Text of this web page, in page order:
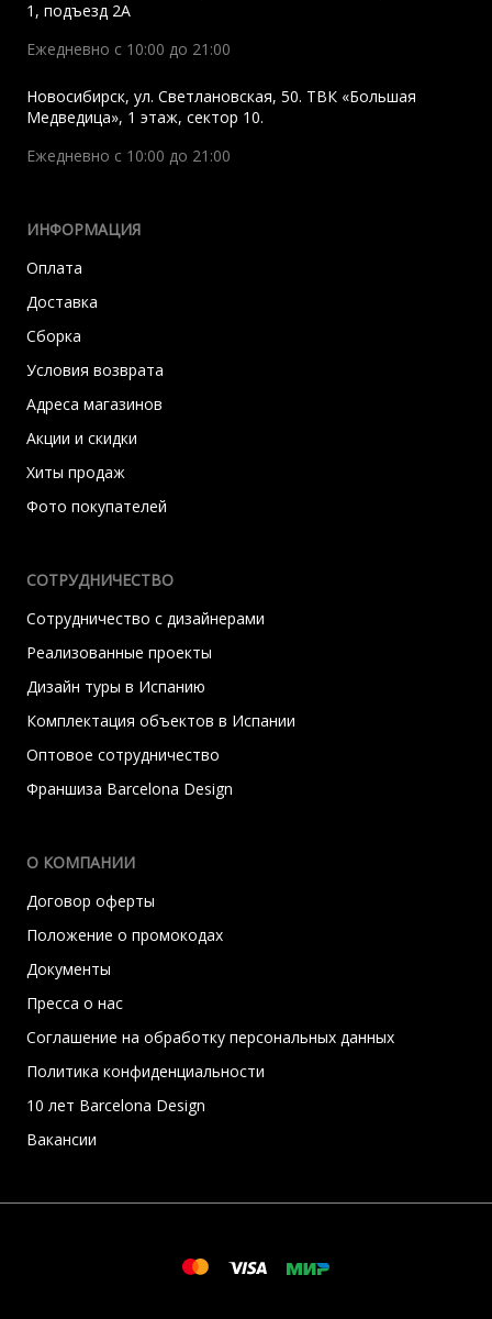
1, подъезд 2A
Ежедневно с 10:00 до 21:00
Новосибирск, ул. Светлановская, 50. ТВК «Большая
Медведица», 1 этаж, сектор 10.
Ежедневно с 10:00 до 21:00
ИНФОРМАЦИЯ
Оплата
Доставка
Сборка
Условия возврата
Адреса магазинов
Акции и скидки
Хиты продаж
Фото покупателей
СОТРУДНИЧЕСТВО
Сотрудничество с дизайнерами
Реализованные проекты
Дизайн туры в Испанию
Комплектация объектов в Испании
Оптовое сотрудничество
Франшиза Barcelona Design
О КОМПАНИИ
Договор оферты
Положение о промокодах
Документы
Пресса о нас
Соглашение на обработку персональных данных
Политика конфиденциальности
10 лет Barcelona Design
Вакансии